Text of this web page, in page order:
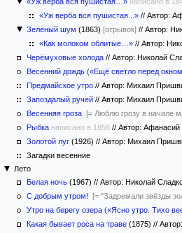
«Уж верба вся пушистая...» // Автор:
Зелёный шум (1863) [отрывок] // Автор:
«Как молоком облитые…» // Автор:
Черёмуховые холода // Автор: Николай
Весенний дождь («Ещё светло перед
Предмайское утро // Автор: Михаил
Запоздалый ручей // Автор: Михаил
Весенняя гроза [= Люблю грозу в начале
Рыбка написано в 1858 // Автор: Афанасий
Золотой луг (1926) // Автор: Михаил
Загадки весенние
Лето
Белая ночь (1967) // Автор: Николай
С добрым утром! [= "Задремали звёзды
Утро на берегу озера («Ясно утро. Тихо
Какая бывает роса на траве (1875) //